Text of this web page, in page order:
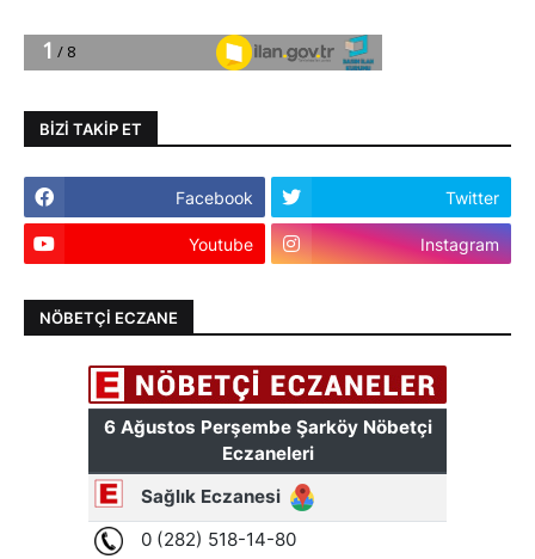
BIZI TAKIP ET
Facebook Twitter
Youtube Instagram
NÖBETÇI ECZANE